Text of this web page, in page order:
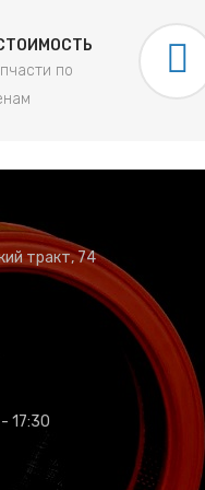
по
тракт, 74
17:30